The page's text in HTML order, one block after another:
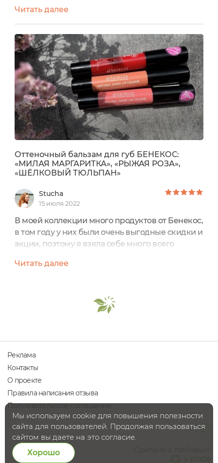
с названием "Natural Eyebrow Designer".
Характеристики:Вес: 1,13грЦена: ок 400-500руб
(по скидке большой я брала его за 72р и это
прекрасно)Срок годности: 36
месяцевПроизводитель: ГерманияОттенок:
коричневый, натуральный (Brown). Один...
Читать далее
Оттеночный бальзам для губ БЕНЕКОС:
«МИЛАЯ МАРГАРИТКА», «РЫЖАЯ РОЗА»,
«ШЁЛКОВЫЙ ТЮЛЬПАН»
Stucha
15 июля 2022
В моей коллекции много продуктов от Бенекос,
в том году у них были очень выгодные скидки и
акции, поэтому я взяла себе много всего
части, а сравнить все оттенки в одном для
фото состав тюльпана) Бальзамы вполне могут
побороться за звание помад, они достаточно
Читать далее
Реклама
Контакты
О проекте
Правила написания отзыва
Пользовательское соглашение
Мы используем cookie для повышения полезности
сайта для пользователей. Продолжая пользоваться
сайтом вы даете на это согласие.
Хорошо